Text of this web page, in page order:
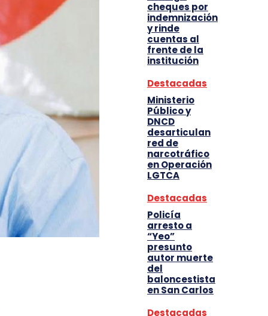
cheques por
indemnización
y rinde
cuentas al
frente de la
institución
Destacadas
Ministerio
Público y
DNCD
desarticulan
red de
narcotráfico
en Operación
LGTCA
Destacadas
Policía
arresto a
“Yeo”
presunto
autor muerte
del
baloncestista
en San Carlos
Destacadas